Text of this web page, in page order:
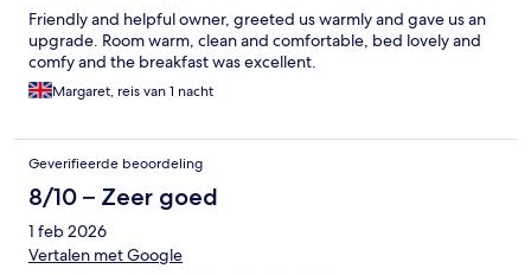
Friendly and helpful owner, greeted us warmly and gave us an
upgrade. Room warm, clean and comfortable, bed lovely and
comfy and the breakfast was excellent.
Margaret, reis van 1 nacht
Geverifieerde beoordeling
8/10 – Zeer goed
1 feb 2026
Vertalen met Google